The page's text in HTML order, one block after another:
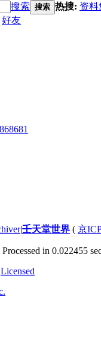
搜索 搜索 热搜: 资料
好友
|壬天堂世界 ( 京
Processed in 0.022455
Licensed